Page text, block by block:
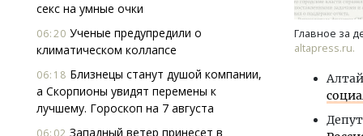
секс на умные очки
06:20 Ученые предупредили о
климатическом коллапсе
06:18 Близнецы станут душой компании,
а Скорпионы увидят перемены к
лучшему. Гороскоп на 7 августа
06:02 Западный ветер принесет в
Главное за
altapress.ru.